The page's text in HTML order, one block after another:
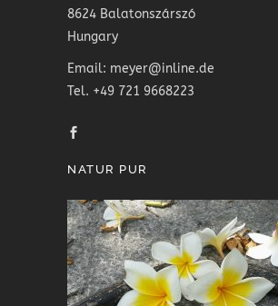
8624 Balatonszárszó
Hungary
Email: meyer@inline.de
Tel. +49 721 9668223
NATUR PUR